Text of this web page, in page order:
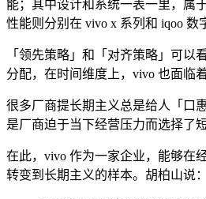
能；其中设计和系统一表一里，属
性能则分别在 vivo x 系列和 iqoo 数
「领先策略」和「对齐策略」可以
分配，在时间维度上，vivo 也面临
很多厂商提长期主义总是给人「口
是厂商迫于当下经营压力而选择了
在此，vivo 作为一家企业，能够在
转变到长期主义的样本。胡柏山说：